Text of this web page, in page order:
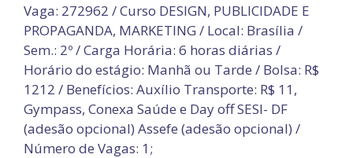
Vaga: 272962 / Curso DESIGN, PUBLICIDADE E
PROPAGANDA, MARKETING / Local: Brasília /
Sem.: 2º / Carga Horária: 6 horas diárias /
Horário do estágio: Manhã ou Tarde / Bolsa: R$
1212 / Benefícios: Auxílio Transporte: R$ 11,
Gympass, Conexa Saúde e Day off SESI- DF
(adesão opcional) Assefe (adesão opcional) /
Número de Vagas: 1;